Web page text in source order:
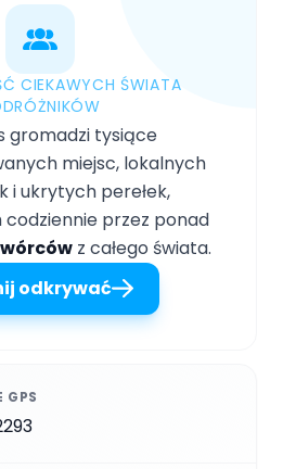
CIEKAWYCH ŚWIATA
gromadzi tysiące
miejsc, lokalnych
i ukrytych perełek,
przez ponad
z całego świata.
odkrywać
GPS